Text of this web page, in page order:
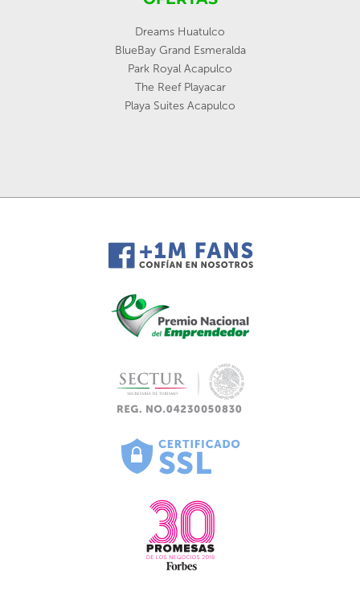
Dreams Huatulco
BlueBay Grand Esmeralda
Park Royal Acapulco
The Reef Playacar
Playa Suites Acapulco